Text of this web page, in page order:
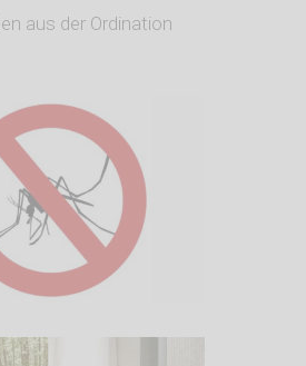
aus der Ordination
5. August 2026
hilft gegen